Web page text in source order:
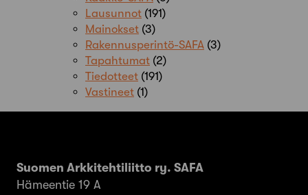
Lausunnot (191)
Mainokset (3)
Rakennusperintö-SAFA (3)
Tapahtumat (2)
Tiedotteet (191)
Vastineet (1)
Suomen Arkkitehtiliitto ry. SAFA
Hämeentie 19 A